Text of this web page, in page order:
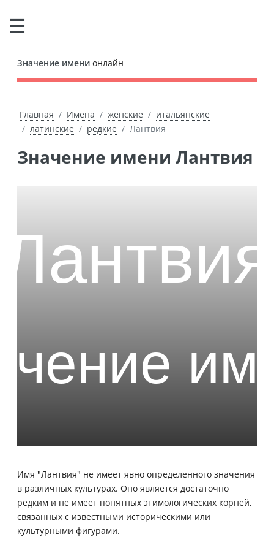
Значение имени онлайн
Главная Имена женские
итальянские
латинские
редкие Лантвия
Значение имени Лантвия
Имя "Лантвия" не имеет явно определенного значения
в различных культурах. Оно является достаточно
редким и не имеет понятных этимологических корней,
связанных с известными историческими или
культурными фигурами.